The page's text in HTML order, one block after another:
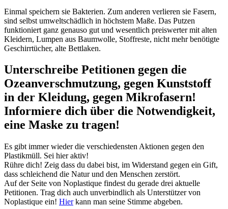
Einmal speichern sie Bakterien. Zum anderen verlieren sie Fasern,
sind selbst umweltschädlich in höchstem Maße. Das Putzen
funktioniert ganz genauso gut und wesentlich preiswerter mit alten
Kleidern, Lumpen aus Baumwolle, Stoffreste, nicht mehr benötigte
Geschirrtücher, alte Bettlaken.
Unterschreibe Petitionen gegen die
Ozeanverschmutzung, gegen Kunststoff
in der Kleidung, gegen Mikrofasern!
Informiere dich über die Notwendigkeit,
eine Maske zu tragen!
Es gibt immer wieder die verschiedensten Aktionen gegen den
Plastikmüll. Sei hier aktiv!
Rühre dich! Zeig dass du dabei bist, im Widerstand gegen ein Gift,
dass schleichend die Natur und den Menschen zerstört.
Auf der Seite von Noplastique findest du gerade drei aktuelle
Petitionen. Trag dich auch unverbindlich als Unterstützer von
Noplastique ein! Hierkann man seine Stimme abgeben.